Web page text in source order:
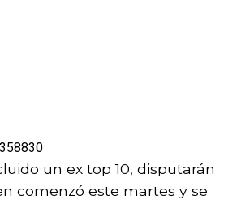
un ex top 10, disputarán
comenzó este martes y se